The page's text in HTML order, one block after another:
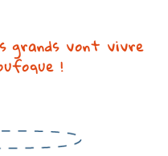
grands vont vivre
!